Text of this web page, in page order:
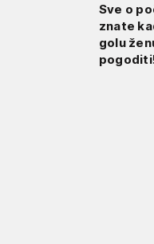
Sve o
znate
golu